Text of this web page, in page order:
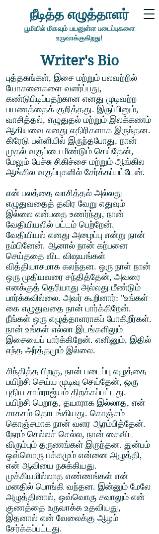
பூமியில் மிகவும் பயனுள்ள படைப்புகளை
உருவாக்குகிறது!
நீடித்த எழுத்தாளர்
Writer's Bio
புத்தகங்கள், இசை மற்றும் பலவற்றில்
யோசனைகளை வளர்ப்பது,
கண்டுபிடிப்பதற்கான எனது முடிவற்ற
பயணத்தைக் குறித்தது. இருப்பினும்,
வாசித்தல், எழுதுதல் மற்றும் இலக்கணம்
ஆகியவை எனது எதிரிகளாக இருந்தன.
கிரேடு பள்ளியில் இருந்தபோது, நான்
முதல் வகுப்பை மீண்டும் செய்தேன்,
மேலும் பேச்சு சிகிச்சை மற்றும் ஆங்கில
ஆங்கில வகுப்புகளில் சேர்க்கப்பட்டேன்.
என் பலத்தை வாசித்தல் அல்லது
எழுதுவதைத் தவிர வேறு எதுவும்
இல்லை என்பதை உணர்ந்து, நான்
வேதியியலில் பட்டம் பெற்றேன்.
வேதியியல் எனது அழைப்பு என்று நான்
நம்பினேன். ஆனால் நான் கற்பனை
செய்ததை விட விஷயங்கள்
வித்தியாசமாக கலந்தன. ஒரு நாள் நான்
ஒரு முதியவரை சந்தித்தேன், அவரை
எனக்குத் தெரியாது அல்லது மீண்டும்
பார்க்கவில்லை. அவர் கூறினார்: "உங்கள்
கை எழுதுவதை நான் பார்க்கிறேன்.
நீங்கள் ஒரு எழுத்தாளராகப் போகிறீர்கள்.
நான் உங்கள் எல்லா இடங்களிலும்
இசையைப் பார்க்கிறேன். எனினும், இதில்
எந்த அர்த்தமும் இல்லை.
சிந்தித்த பிறகு, நான் படைப்பு எழுத்தை
பயிற்சி செய்ய முடிவு செய்தேன், ஒரு
புதிய சாம்ராஜ்யம் திறக்கப்பட்டது.
பயிற்சி பெறாத, தயாராக இல்லாத, என்
சாகசம் தொடங்கியது. கொஞ்சம்
கொஞ்சமாக நான் வளர ஆரம்பித்தேன்.
நேரம் செல்லச் செல்ல, நான் கைவிட
விரும்பும் தருணங்கள் இருந்தன. துன்பம்
ஒவ்வொரு பக்கமும் என்னை அழுத்தி,
என் ஆவியை நசுக்கியது.
முக்கியமில்லாத எண்ணங்கள் என்
மனதில் பொங்கி வந்தன. இன்னும் மேலே
அழுத்தினால், ஒவ்வொரு சவாலும் என்
குணத்தை உருவாக்க உதவியது,
இதனால் என் வேலைக்கு ஆழம்
சேர்க்கப்பட்டது.